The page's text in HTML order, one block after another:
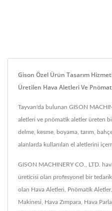
Gison Özel Ürün Tasarım
Üretilen Hava Aletleri Ve
Tayvan'da bulunan GISON
aletleri ve pnömatik aletler üreten
delme, kesme, boyama, tarım,
alanlarda kullanılan el aletlerini
GISON MACHINERY CO., LTD.
üreticisi olan profesyonel bir
olan Hava Aletleri, Pnömatik
Makinesi, Hava Zımpara, Hava